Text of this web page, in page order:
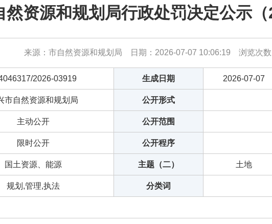
然资源和规划局行政处罚决定公示
来源：市自然资源和规划局 日期：2026-07-07 10:06:19 浏览次数
2026-03919 生成日期 2026-07-07
市自然资源和规划局 公开形式
主动公开 公开范围
限时公开 公开程序
国土资源、能源 主题（二） 土地
规划,管理,执法 分类词